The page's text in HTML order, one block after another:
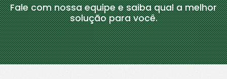
Fale com nossa equipe e saiba qual a melhor
solução para você.